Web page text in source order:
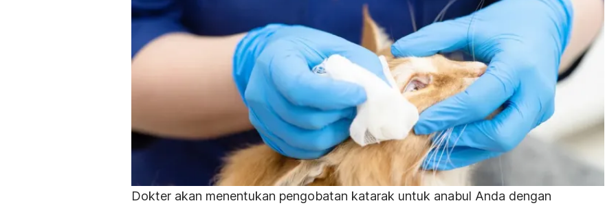
Dokter akan menentukan pengobatan katarak untuk anabul Anda dengan